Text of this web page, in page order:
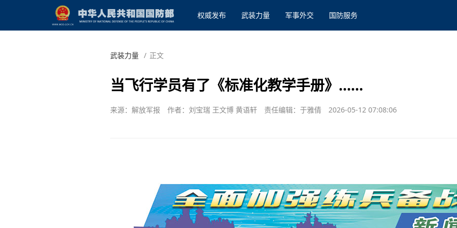
权威发布 武装力量 军事外交 国防服务
武装力量 / 正文
当飞行学员有了《标准化教学手册》……
来源：解放军报 作者：刘宝瑞 王文博 黄语轩 责任编辑：于雅倩 2026-05-12 07:08:06